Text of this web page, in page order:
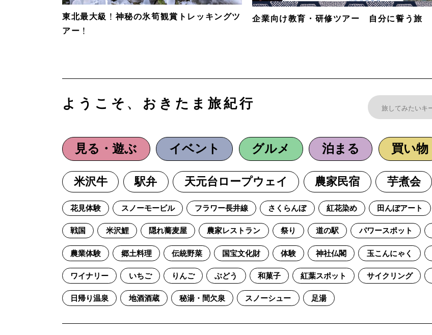
東北最大級！神秘の氷筍観賞トレッキングツ
アー！
企業向け教育・研修ツアー 自分に誓う旅
ようこそ、おきたま旅紀行
見る・遊ぶ イベント グルメ 泊まる 買い物
米沢牛 駅弁 天元台ロープウェイ 農家民宿 芋煮会
花見体験 スノーモービル フラワー長井線 さくらんぼ 紅花染め 田んぼアート
戦国 米沢鯉 隠れ蕎麦屋 農家レストラン 祭り 道の駅 パワースポット
農業体験 郷土料理 伝統野菜 国宝文化財 体験 神社仏閣 玉こんにゃく
ワイナリー いちご りんご ぶどう 和菓子 紅葉スポット サイクリング
日帰り温泉 地酒酒蔵 秘湯・間欠泉 スノーシュー 足湯